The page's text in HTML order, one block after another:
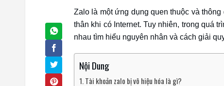
Zalo là một ứng dụng quen thuộc và
thân khi có Internet. Tuy nhiên, trong quá
nhau tìm hiểu nguyên nhân và cách giải
Nội Dung
Tài khoản zalo bị vô hiệu hóa là gì?